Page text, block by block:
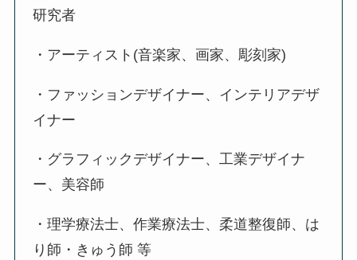
研究者
・アーティスト(音楽家、画家、彫刻家)
・ファッションデザイナー、インテリアデザ
イナー
・グラフィックデザイナー、工業デザイナ
ー、美容師
・理学療法士、作業療法士、柔道整復師、は
り師・きゅう師 等